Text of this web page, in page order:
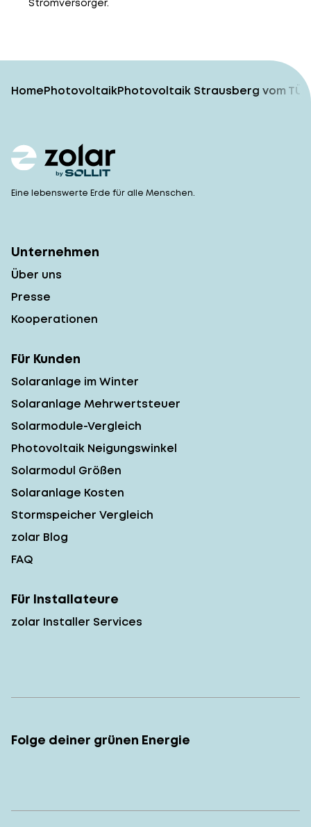
Stromversorger.
HomePhotovoltaikPhotovoltaik Strausberg vom
Eine lebenswerte Erde für alle Menschen.
Unternehmen
Über uns
Presse
Kooperationen
Für Kunden
Solaranlage im Winter
Solaranlage Mehrwertsteuer
Solarmodule-Vergleich
Photovoltaik Neigungswinkel
Solarmodul Größen
Solaranlage Kosten
Stormspeicher Vergleich
zolar Blog
FAQ
Für Installateure
zolar Installer Services
Folge deiner grünen Energie